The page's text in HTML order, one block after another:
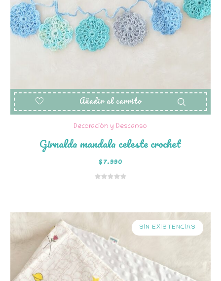
Añadir al carrito
Decoración y Descanso
Girnalda mandala celeste crochet
$7.990
SIN EXISTENCIAS